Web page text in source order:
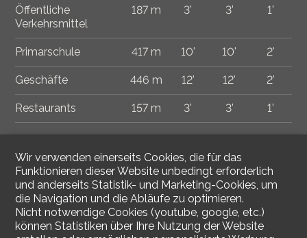
Öffentliche
Verkehrsmittel
187 m 3' 3' 1'
Primarschule 417 m 10' 10' 2'
Geschäfte 446 m 12' 12' 2'
Restaurants 157 m 3' 3' 1'
Wir verwenden einerseits Cookies, die für das
Funktionieren dieser Website unbedingt erforderlich
und anderseits Statistik- und Marketing-Cookies, um
die Navigation und die Abläufe zu optimieren.
Nicht notwendige Cookies (youtube, google, etc.)
können Statistiken über Ihre Nutzung der Website